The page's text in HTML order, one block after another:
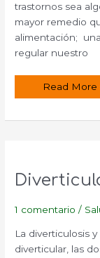
trastornos sea
mayor remedio
alimentación;
regular nuestro
Remedios
el
Read More
1 comentario /
La diverticulosis
diverticular, las